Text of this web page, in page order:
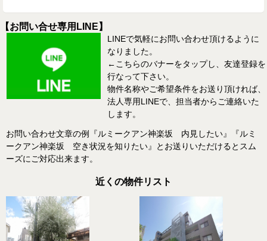
【お問い合せ専用LINE】
LINEで気軽にお問い合わせ頂けるように
なりました。
←こちらのバナーをタップし、友達登録を
行なって下さい。
物件名称やご希望条件をお送り頂ければ、
法人専用LINEで、担当者からご連絡いた
します。
お問い合わせ文章の例『ルミークアン神楽坂 内見したい』『ルミ
ークアン神楽坂 空き状況を知りたい』とお送りいただけるとスム
ーズにご対応出来ます。
近くの物件リスト